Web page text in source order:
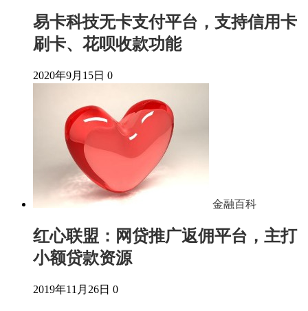
易卡科技无卡支付平台，支持信用卡
刷卡、花呗收款功能
2020年9月15日 0
金融百科
红心联盟：网贷推广返佣平台，主打
小额贷款资源
2019年11月26日 0